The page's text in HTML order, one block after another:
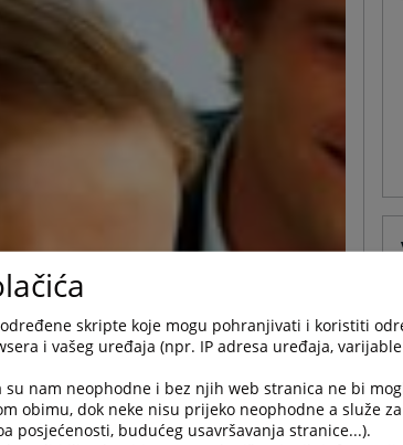
skripte koje mogu pohranjivati i koristiti
i vašeg uređaja (npr. IP adresa uređaja,
su nam neophodne i bez njih web stranica ne bi
obimu, dok neke nisu prijeko neophodne a služe
posjećenosti, budućeg usavršavanja stranice...).